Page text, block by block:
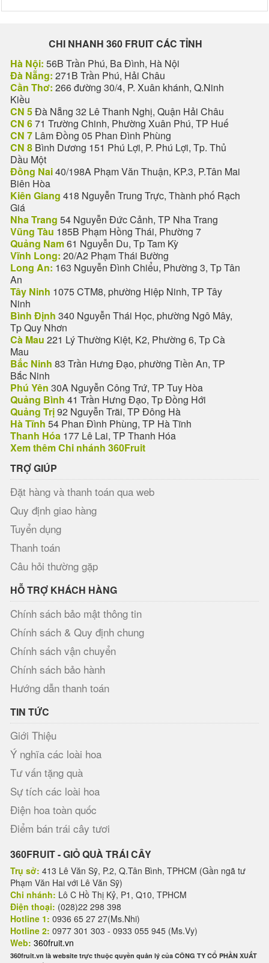
CHI NHANH 360 FRUIT CÁC TỈNH
Hà Nội: 56B Trần Phú, Ba Đình, Hà Nội
Đà Nẵng: 271B Trần Phú, Hải Châu
Cần Thơ: 266 đường 30/4, P. Xuân khánh, Q.Ninh
Kiều
CN 5Đà Nẵng 32 Lê Thanh Nghị, Quận Hải Châu
CN 671 Trường Chinh, Phường Xuân Phú, TP Huế
CN 7 Lâm Đồng 05 Phan Đình Phùng
CN 8 Bình Dương 151 Phú Lợi, P. Phú Lợi, Tp. Thủ
Dầu Một
Đồng Nai40/198A Phạm Văn Thuận, KP.3, P.Tân Mai
Biên Hòa
Kiên Giang 418 Nguyễn Trung Trực, Thành phố Rạch
Giá
Nha Trang 54 Nguyễn Đức Cảnh, TP Nha Trang
Vũng Tàu 185B Phạm Hồng Thái, Phường 7
Quảng Nam61 Nguyễn Du, Tp Tam Kỳ
Vĩnh Long: 20/A2 Phạm Thái Bường
Long An: 163 Nguyễn Đình Chiểu, Phường 3, Tp Tân
An
Tây Ninh 1075 CTM8, phường Hiệp Ninh, TP Tây
Ninh
Bình Định 340 Nguyễn Thái Học, phường Ngô Mây,
Tp Quy Nhơn
Cà Mau 221 Lý Thường Kiệt, K2, Phường 6, Tp Cà
Mau
Bắc Ninh 83 Trần Hưng Đạo, phường Tiền An, TP
Bắc Ninh
Phú Yên 30A Nguyễn Công Trứ, TP Tuy Hòa
Quảng Bình 41 Trần Hưng Đạo, Tp Đồng Hới
Quảng Trị92 Nguyễn Trãi, TP Đông Hà
Hà Tĩnh 54 Phan Đình Phùng, TP Hà Tĩnh
Thanh Hóa 177 Lê Lai, TP Thanh Hóa
Xem thêm Chi nhánh 360Fruit
TRỢ GIÚP
Đặt hàng và thanh toán qua web
Quy định giao hàng
Tuyển dụng
Thanh toán
Câu hỏi thường gặp
HỖ TRỢ KHÁCH HÀNG
Chính sách bảo mật thông tin
Chính sách & Quy định chung
Chính sách vận chuyển
Chính sách bảo hành
Hướng dẫn thanh toán
TIN TỨC
Giới Thiệu
Ý nghĩa các loài hoa
Tư vấn tặng quà
Sự tích các loài hoa
Điện hoa toàn quốc
Điểm bán trái cây tươi
360FRUIT - GIỎ QUÀ TRÁI CÂY
Trụ sở: 413 Lê Văn Sỹ, P.2, Q.Tân Bình, TPHCM (Gần ngã tư
Phạm Văn Hai với Lê Văn Sỹ)
Chi nhánh: Lô C Hồ Thị Kỷ, P1, Q10, TPHCM
Điện thoại: (028)22 298 398
Hotline 1: 0936 65 27 27(Ms.Nhi)
Hotline 2: 0977 301 303 - 0933 055 945 (Ms.Vy)
Web: 360fruit.vn
360fruit.vn là website trực thuộc quyền quản lý của CÔNG TY CỔ PHẦN XUẤT